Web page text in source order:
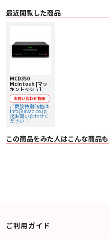
最近閲覧した商品
MCD350
McIntosh [マッ
キントッシュ]
SACD/CDプレイ
ヤー 【価格お問い
合わせ用】
お問い合わせ特価
ご商談特別価格は
info@avac.co.jp
迄お問い合わせく
ださい！
この商品をみた人はこんな商品
ご利用ガイド